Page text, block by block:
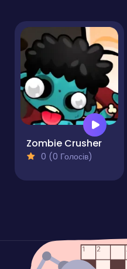
Zombie Crusher
0 (0 Голосів)